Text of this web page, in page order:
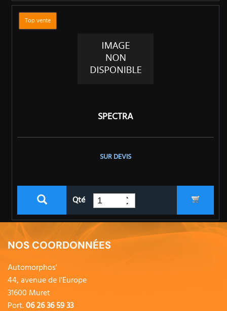
Top vente
SPECTRA
SUR DEVIS
Qté
NOS COORDONNÉES
Automorphos'
44, avenue de l'Europe
31600 Muret
Port.06 26 36 59 33